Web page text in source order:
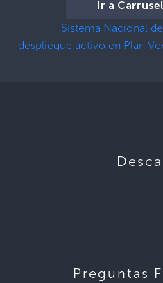
Ir a
Sistema Nacional
despliegue activo en Plan
Preguntas